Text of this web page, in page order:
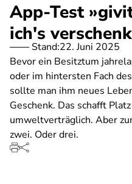
App-Test
ich's
Stand:22. Juni 2025
Bevor ein Besitztum
oder im hintersten Fach
sollte man ihm neues
Geschenk. Das schafft
umweltverträglich. Aber
zwei. Oder drei.